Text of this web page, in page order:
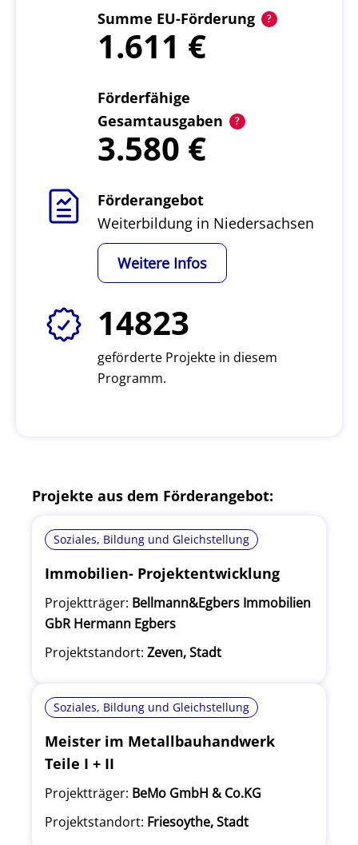
Summe EU-Förderung
1.611
Förderfähige
Gesamtausgaben
3.580
Förderangebot
Weiterbildung in Niedersachsen
Weitere Infos
14823
geförderte Projekte in diesem
Programm.
Projekte aus dem Förderangebot:
Soziales, Bildung und Gleichstellung
Immobilien- Projektentwicklung
Projektträger: Bellmann&Egbers Immobilien
GbR Hermann Egbers
Projektstandort: Zeven, Stadt
Soziales, Bildung und Gleichstellung
Meister im Metallbauhandwerk
Teile I + II
Projektträger: BeMo GmbH & Co.KG
Projektstandort: Friesoythe, Stadt